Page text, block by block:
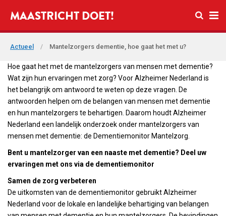
Open
MAASTRICHT DOET!
Actueel / Mantelzorgers dementie, hoe gaat het met u?
Hoe gaat het met de mantelzorgers van mensen met dementie?
Wat zijn hun ervaringen met zorg? Voor Alzheimer Nederland is
het belangrijk om antwoord te weten op deze vragen. De
antwoorden helpen om de belangen van mensen met dementie
en hun mantelzorgers te behartigen. Daarom houdt Alzheimer
Nederland een landelijk onderzoek onder mantelzorgers van
mensen met dementie: de Dementiemonitor Mantelzorg.
Bent u mantelzorger van een naaste met dementie? Deel uw
ervaringen met ons via de dementiemonitor
Samen de zorg verbeteren
De uitkomsten van de dementiemonitor gebruikt Alzheimer
Nederland voor de lokale en landelijke behartiging van belangen